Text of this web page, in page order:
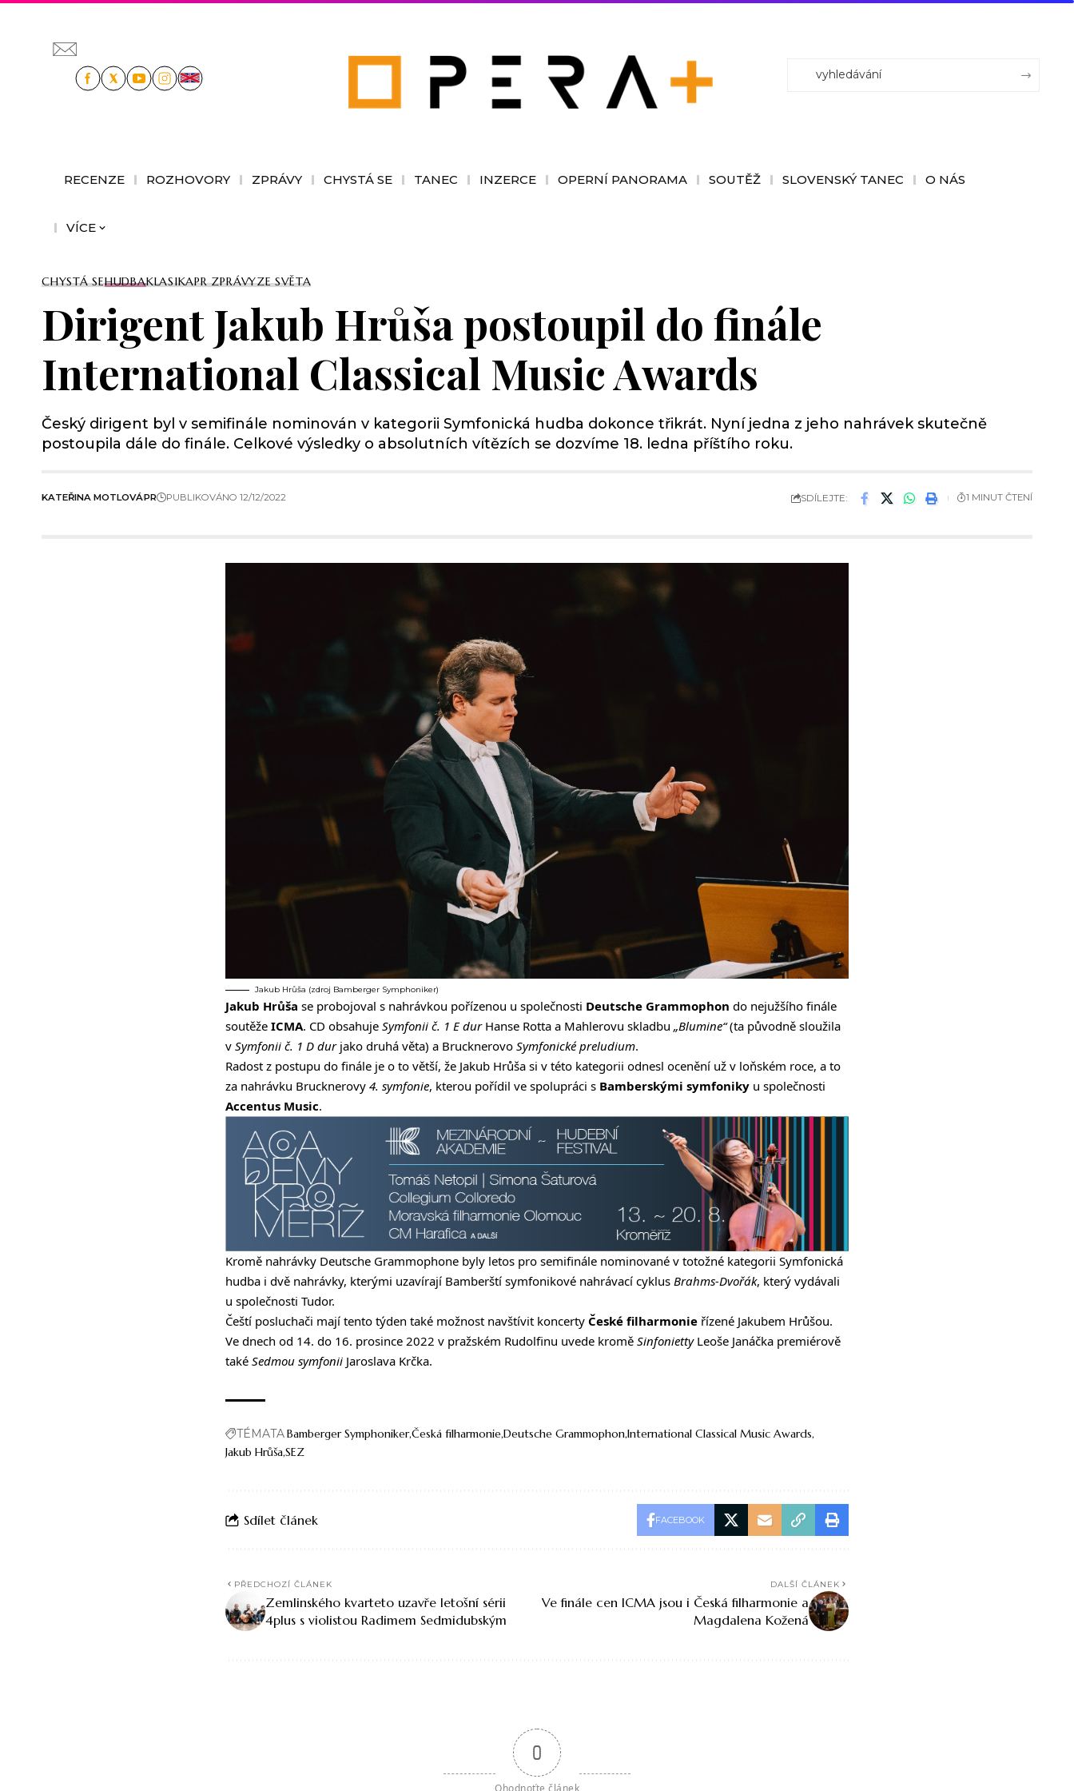
RECENZE ROZHOVORY ZPRÁVY CHYSTÁ SE TANEC INZERCE OPERNÍ PANORAMA SOUTĚŽ SLOVENSKÝ TANEC O NÁS
VÍCE
CHYSTÁ SEHUDBAKLASIKAPR ZPRÁVYZE SVĚTA
Dirigent Jakub Hrůša postoupil do finále
International Classical Music Awards
Český dirigent byl v semifinále nominován v kategorii Symfonická hudba dokonce třikrát. Nyní jedna z jeho nahrávek skutečně
postoupila dále do finále. Celkové výsledky o absolutních vítězích se dozvíme 18. ledna příštího roku.
KATEŘINA MOTLOVÁPR PUBLIKOVÁNO 12/12/2022 SDÍLEJTE: 1 MINUT ČTENÍ
Jakub Hrůša (zdroj Bamberger Symphoniker)
Jakub Hrůša se probojoval s nahrávkou pořízenou u společnosti Deutsche Grammophon do nejužšího finále
soutěže ICMA. CD obsahuje Symfonii č. 1 E durHanse Rotta a Mahlerovu skladbu „Blumine“(ta původně sloužila
v Symfonii č. 1 D durjako druhá věta) a Brucknerovo Symfonické preludium.
Radost z postupu do finále je o to větší, že Jakub Hrůša si v této kategorii odnesl ocenění už v loňském roce, a to
za nahrávku Brucknerovy 4. symfonie, kterou pořídil ve spolupráci s Bamberskými symfoniky u společnosti
Accentus Music.
Kromě nahrávky Deutsche Grammophone byly letos pro semifinále nominované v totožné kategorii Symfonická
hudba i dvě nahrávky, kterými uzavírají Bamberští symfonikové nahrávací cyklus Brahms-Dvořák, který vydávali
u společnosti Tudor.
Čeští posluchači mají tento týden také možnost navštívit koncerty České filharmonie řízené Jakubem Hrůšou.
Ve dnech od 14. do 16. prosince 2022 v pražském Rudolfinu uvede kromě Sinfonietty Leoše Janáčka premiérově
také Sedmou symfonii Jaroslava Krčka.
TÉMATABamberger SymphonikerČeská filharmonieDeutsche GrammophonInternational Classical Music Awards
Jakub HrůšaSEZ
Sdílet článek FACEBOOK
PŘEDCHOZÍ ČLÁNEK
Zemlinského kvarteto uzavře letošní sérii
4plus s violistou Radimem Sedmidubským
DALŠÍ ČLÁNEK
Ve finále cen ICMA jsou i Česká filharmonie a
Magdalena Kožená
0
Ohodnoťte článek